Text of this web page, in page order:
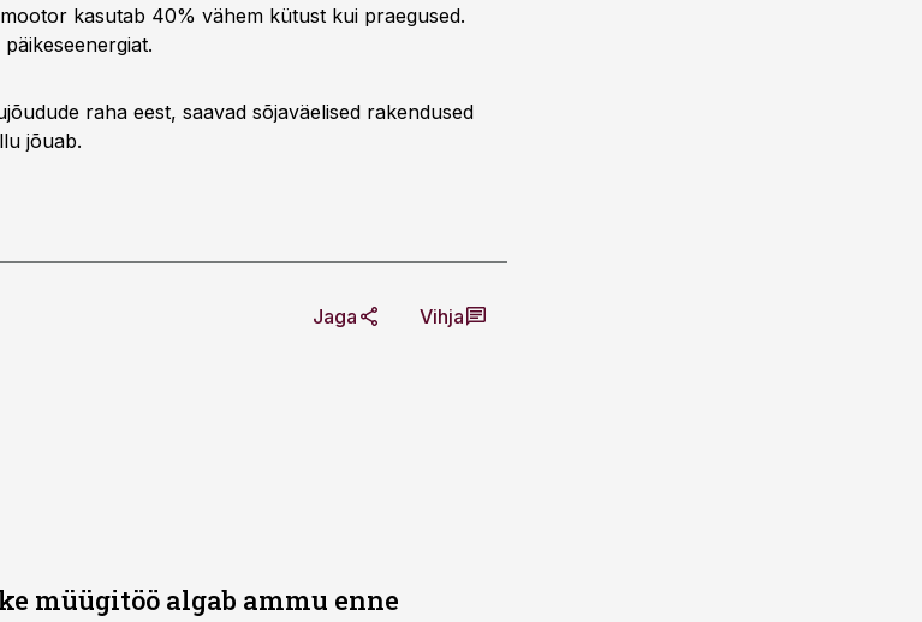
kasutab 40% vähem kütust kui praegused.
raha eest, saavad sõjaväelised rakendused
jõuab.
Jaga Vihja
müügitöö algab ammu enne